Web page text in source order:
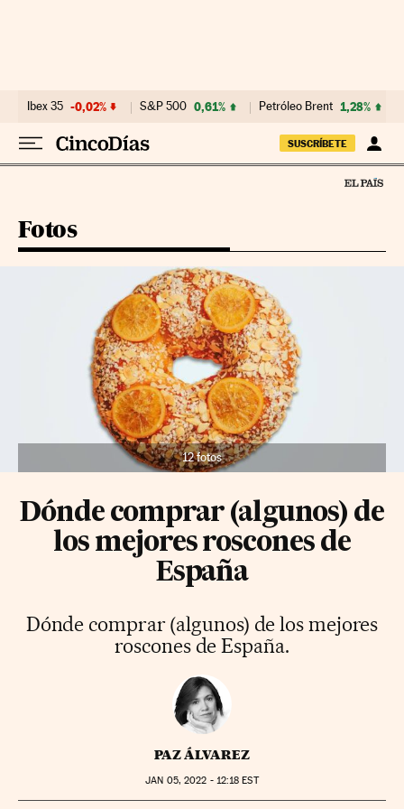
Ibex 35 -0,02% S&P 500 0,61% Petróleo Brent 1,28%
SUSCRÍBETE
Fotos
12 fotos
Dónde comprar (algunos) de
los mejores roscones de
España
Dónde comprar (algunos) de los mejores
roscones de España.
PAZ ÁLVAREZ
JAN 05, 2022 - 12:18 EST